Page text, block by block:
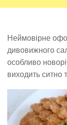
Неймовірне
дивовижного
особливо
виходить ситно